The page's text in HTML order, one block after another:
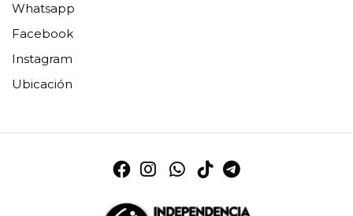
Whatsapp
Facebook
Instagram
Ubicación